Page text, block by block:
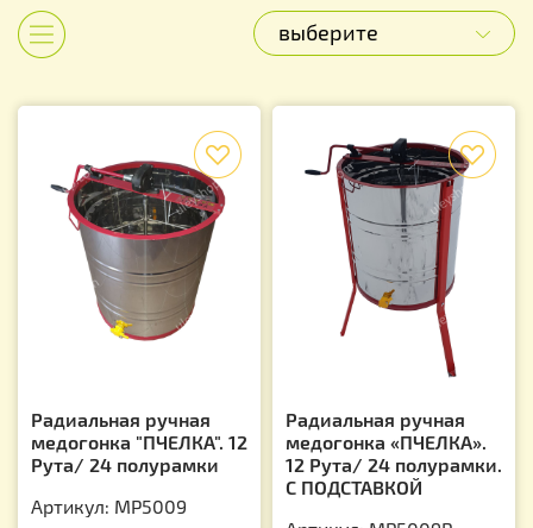
выберите
Радиальная ручная
медогонка "ПЧЕЛКА". 12
Рута/ 24 полурамки
Артикул: MP5009
Радиальная ручная
медогонка «ПЧЕЛКА».
12 Рута/ 24 полурамки.
С ПОДСТАВКОЙ